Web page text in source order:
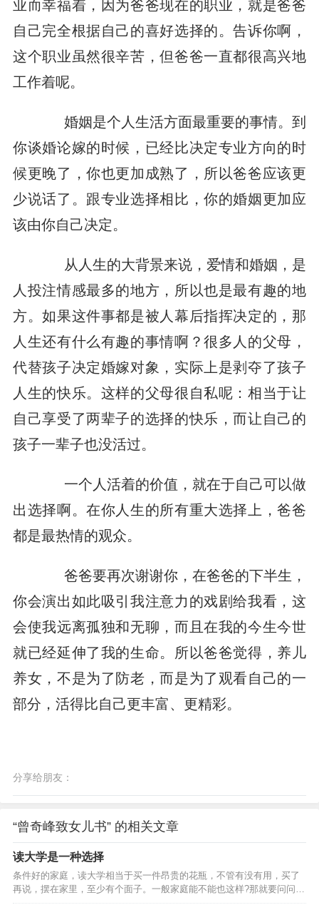
业而幸福着，因为爸爸现在的职业，就是爸爸
自己完全根据自己的喜好选择的。告诉你啊，
这个职业虽然很辛苦，但爸爸一直都很高兴地
工作着呢。
婚姻是个人生活方面最重要的事情。到
你谈婚论嫁的时候，已经比决定专业方向的时
候更晚了，你也更加成熟了，所以爸爸应该更
少说话了。跟专业选择相比，你的婚姻更加应
该由你自己决定。
从人生的大背景来说，爱情和婚姻，是
人投注情感最多的地方，所以也是最有趣的地
方。如果这件事都是被人幕后指挥决定的，那
人生还有什么有趣的事情啊？很多人的父母，
代替孩子决定婚嫁对象，实际上是剥夺了孩子
人生的快乐。这样的父母很自私呢：相当于让
自己享受了两辈子的选择的快乐，而让自己的
孩子一辈子也没活过。
一个人活着的价值，就在于自己可以做
出选择啊。在你人生的所有重大选择上，爸爸
都是最热情的观众。
爸爸要再次谢谢你，在爸爸的下半生，
你会演出如此吸引我注意力的戏剧给我看，这
会使我远离孤独和无聊，而且在我的今生今世
就已经延伸了我的生命。所以爸爸觉得，养儿
养女，不是为了防老，而是为了观看自己的一
部分，活得比自己更丰富、更精彩。
分享给朋友：
“曾奇峰致女儿书” 的相关文章
读大学是一种选择
条件好的家庭，读大学相当于买一件昂贵的花瓶，不管有没有用，买了
再说，摆在家里，至少有个面子。一般家庭能不能也这样?那就要问问
了。如果你有把握，这个花瓶能够给你带来巨大的荣耀和财富，坚决